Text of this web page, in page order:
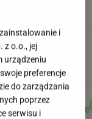
O czym
problemu?
DANIEL
MAIKOWSKI
SENKOWSKI
i
z o.o., jej
urządzeniu
preferencje
do zarządzania
poprzez
serwisu i